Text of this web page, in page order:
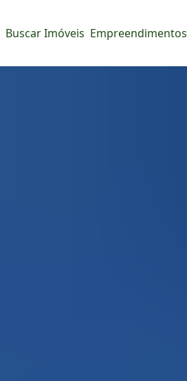
Buscar Imóveis Empreendimentos